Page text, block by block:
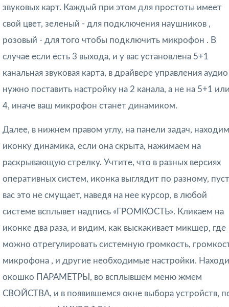
звуковых карт. Каждый при этом для простоты имеет
свой цвет, зеленый - для подключения наушников ,
розовый - для того чтобы подключить микрофон . В
случае если есть 3 выхода, и у вас установлена 5+1
канальная звуковая карта, в драйвере управления аудио
нужно поставить настройку на 2 канала, а не на 5+1
4, иначе ваш микрофон станет динамиком.
Далее, в нижнем правом углу, на панели задач, находим
иконку динамика, если она скрыта, нажимаем на
раскрывающую стрелку. Учтите, что в разных версиях
оперативных систем, иконка выглядит по разному,
вас это не смущает, наведя на нее курсор, в любой
системе всплывет надпись «ГРОМКОСТЬ». Кликаем на
иконке два раза, и видим, как выскакивает микшер, где
можно отрегулировать системную громкость,
микрофона , и другие необходимые настройки.
окошко ПАРАМЕТРЫ, во всплывшем меню жмем
СВОЙСТВА, и в появившемся окне выбора устройств,